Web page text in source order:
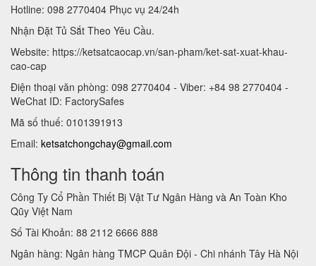
Hotline: 098 2770404 Phục vụ 24/24h
Nhận Đặt Tủ Sắt Theo Yêu Cầu.
Website: https://ketsatcaocap.vn/san-pham/ket-sat-xuat-khau-
cao-cap
Điện thoại văn phòng: 098 2770404 - Viber: +84 98 2770404 -
WeChat ID: FactorySafes
Mã số thuế: 0101391913
Email: ketsatchongchay@gmail.com
Thông tin thanh toán
Công Ty Cổ Phần Thiết Bị Vật Tư Ngân Hàng và An Toàn Kho
Qũy Việt Nam
Số Tài Khoản: 88 2112 6666 888
Ngân hàng: Ngân hàng TMCP Quân Đội - Chi nhánh Tây Hà Nội